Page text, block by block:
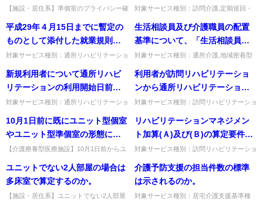
は具体的にどのようなものか。
【施設・居住系】準個室のプライバシー確
能なら防音も）素材で、立位でも視線を遮
る高さが必要。出典：平成1...
生活自立度Ⅲ以上の割合が１／
２以上であることが求められて
いるが、算定方法如何。
対象サービス種別：訪問介護,定期巡回・
介護,介護予防訪問入浴介護,訪問入浴介護
基準種別:介護報酬「認知...
平成29年４月15日までに暫定の
ものとして添付した就業規則等
につき、役員会等の承認が得ら
れなかった場合や、内容に変更
が生じた場合、新加算（Ⅰ）は
対象サービス種別：通所リハビリテーショ
応型通所介護,短期入所生活介護,短期入所
療養介護,訪問介護,...
生活相談員及び介護職員の配置
基準について、「生活相談員又
は介護職員のうち１人以上は、
常勤でなければならない」こと
となっているが、営業日ごと又
る必要があるのか。
対象サービス種別：通所介護,地域密着型
認知症対応型通所介護基準種別:人員基準
「生活相談員及び介護職員...
新規利用者について通所リハビ
リテーションの利用開始日前に
利用者の居宅を訪問した場合
算定基準を満たすのか。 また、
新規利用者について、介護予防
通所リハビリテーションの利用
開始日前に利用者の居宅を訪問
した場合は、介護予防通所リハ
ビリテーションの算定基準を満
対象サービス種別：通所リハビリテーショ
ションの提供について」質問新規利用者に
ついて通所リハビリテーショ...
利用者が訪問リハビリテーショ
ンから通所リハビリテーション
へ移行して、通所リハビリテー
護に移行した場合、訪問リハビ
リテーションの移行支援加算の
算定要件を満たしたこととなる
か。
対象サービス種別：訪問リハビリテーショ
報酬「移行支援加算」質問利用者が訪問リ
ハビリテーションから通所...
10月1日前に既にユニット型個室
やユニット型準個室の形態によ
りサービスを提供する介護老人
保健施設又は介護療養型医療施
設について、制度開始前に実態
があったことを踏まえた経過措
置はないのか。
【介護療養型医療施設】10月1日前からユ
医療施設に経過措置はあるか。平成18年4
月まで従来型個室の介護...
リハビリテーションマネジメン
ト加算(Ａ)及び(Ｂ)の算定要件に
ついて、「リハビリテーション
計画について、利用者又はその
該説明等は利用者又は家族に対
対象サービス種別：訪問リハビリテーショ
報酬「リハビリテーションマネジメント加
算」質問リハビリテーショ...
ユニットでない2人部屋の場合は
多床室で算定するのか。
【施設・居住系】ユニットでない2人部屋
介護予防支援の担当件数の標準
は示されるのか。
対象サービス種別：居宅介護支援基準種